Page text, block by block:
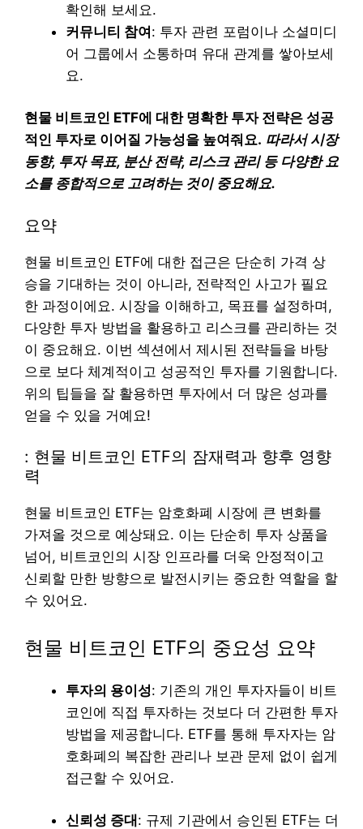
확인해 보세요.
커뮤니티 참여: 투자 관련 포럼이나 소셜미디
어 그룹에서 소통하며 유대 관계를 쌓아보세
요.
현물 비트코인 ETF에 대한 명확한 투자 전략은 성공
적인 투자로 이어질 가능성을 높여줘요. 따라서 시장
동향, 투자 목표, 분산 전략, 리스크 관리 등 다양한 요
소를 종합적으로 고려하는 것이 중요해요.
요약
현물 비트코인 ETF에 대한 접근은 단순히 가격 상
승을 기대하는 것이 아니라, 전략적인 사고가 필요
한 과정이에요. 시장을 이해하고, 목표를 설정하며,
다양한 투자 방법을 활용하고 리스크를 관리하는 것
이 중요해요. 이번 섹션에서 제시된 전략들을 바탕
으로 보다 체계적이고 성공적인 투자를 기원합니다.
위의 팁들을 잘 활용하면 투자에서 더 많은 성과를
얻을 수 있을 거예요!
: 현물 비트코인 ETF의 잠재력과 향후 영향
력
현물 비트코인 ETF는 암호화폐 시장에 큰 변화를
가져올 것으로 예상돼요. 이는 단순히 투자 상품을
넘어, 비트코인의 시장 인프라를 더욱 안정적이고
신뢰할 만한 방향으로 발전시키는 중요한 역할을 할
수 있어요.
현물 비트코인 ETF의 중요성 요약
투자의 용이성: 기존의 개인 투자자들이 비트
코인에 직접 투자하는 것보다 더 간편한 투자
방법을 제공합니다. ETF를 통해 투자자는 암
호화폐의 복잡한 관리나 보관 문제 없이 쉽게
접근할 수 있어요.
신뢰성 증대 : 규제 기관에서 승인된 ETF는 더